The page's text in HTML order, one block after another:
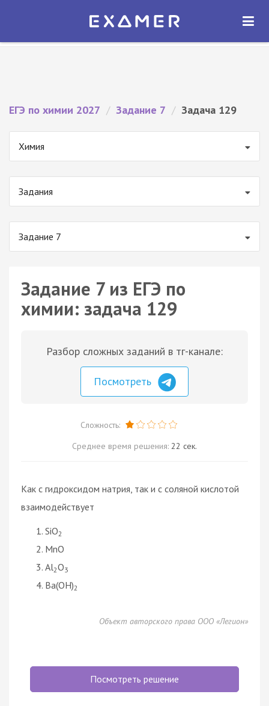
Экзамер — ЕГЭ 2027
ОТКРЫТЬ
ЕГЭ по химии 2027 / Задание 7 / Задача 129
Химия
Задания
Задание 7
Задание 7 из ЕГЭ по
химии: задача 129
Разбор сложных заданий в тг-канале:
Посмотреть
Сложность:
Среднее время решения: 22 сек.
Как с гидроксидом натрия, так и с соляной кислотой
взаимодействует
SiO2
МnО
Аl2O3
Bа(ОН)2
Объект авторского права ООО «Легион»
Посмотреть решение